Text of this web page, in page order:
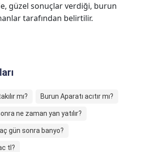
güzel sonuçlar verdiği, burun
tarafından belirtilir.
mı? Burun Aparatı acıtır mı?
ne zaman yan yatılır?
gün sonra banyo?
tl?